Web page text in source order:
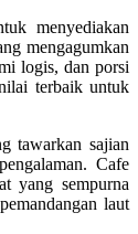
menyediakan
mengagumkan
logis, dan porsi
terbaik untuk
tawarkan sajian
Cafe
yang sempurna
laut